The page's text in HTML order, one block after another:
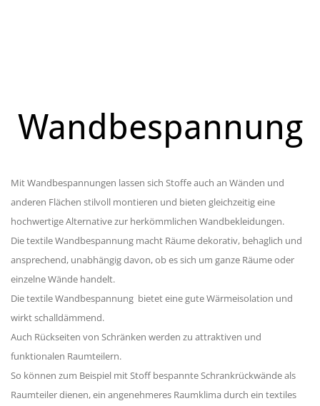
Wandbespannung
Mit Wandbespannungen lassen sich Stoffe auch an Wänden und
anderen Flächen stilvoll montieren und bieten gleichzeitig eine
hochwertige Alternative zur herkömmlichen Wandbekleidungen.
Die textile Wandbespannung macht Räume dekorativ, behaglich und
ansprechend, unabhängig davon, ob es sich um ganze Räume oder
einzelne Wände handelt.
Die textile Wandbespannung bietet eine gute Wärmeisolation und
wirkt schalldämmend.
Auch Rückseiten von Schränken werden zu attraktiven und
funktionalen Raumteilern.
So können zum Beispiel mit Stoff bespannte Schrankrückwände als
Raumteiler dienen, ein angenehmeres Raumklima durch ein textiles